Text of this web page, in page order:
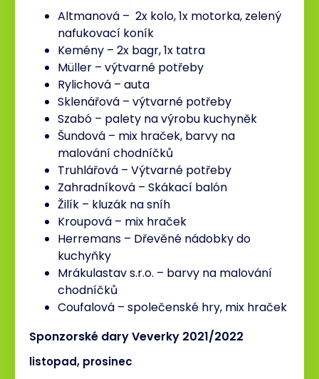
Altmanová – 2x kolo, 1x motorka, zelený
nafukovací koník
Kemény – 2x bagr, 1x tatra
Müller – výtvarné potřeby
Rylichová – auta
Sklenářová – výtvarné potřeby
Szabó – palety na výrobu kuchyněk
Šundová – mix hraček, barvy na
malování chodníčků
Truhlářová – Výtvarné potřeby
Zahradníková – Skákací balón
Žilík – kluzák na sníh
Kroupová – mix hraček
Herremans – Dřevěné nádobky do
kuchyňky
Mrákulastav s.r.o. – barvy na malování
chodníčků
Coufalová – společenské hry, mix hraček
Sponzorské dary Veverky 2021/2022
listopad, prosinec